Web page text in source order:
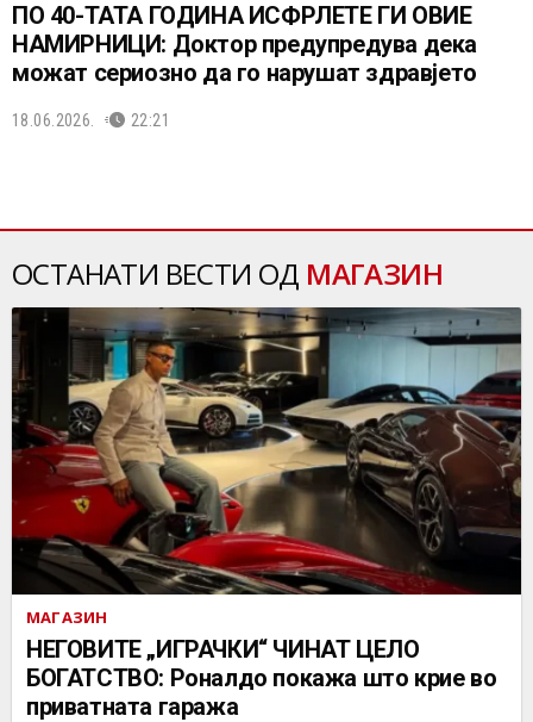
ПО 40-ТАТА ГОДИНА ИСФРЛЕТЕ ГИ ОВИЕ
НАМИРНИЦИ: Доктор предупредува дека
можат сериозно да го нарушат здравјето
18.06.2026. 22:21
ОСТАНАТИ ВЕСТИ ОД МАГАЗИН
МАГАЗИН
НЕГОВИТЕ „ИГРАЧКИ“ ЧИНАТ ЦЕЛО
БОГАТСТВО: Роналдо покажа што крие во
приватната гаража